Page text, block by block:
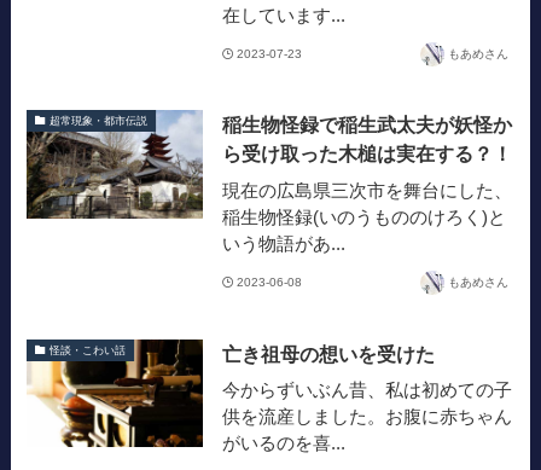
在しています...
2023-07-23 もあめさん
超常現象・都市伝説
稲生物怪録で稲生武太夫が妖怪か
ら受け取った木槌は実在する？！
現在の広島県三次市を舞台にした、
稲生物怪録(いのうもののけろく)と
いう物語があ...
2023-06-08 もあめさん
怪談・こわい話 亡き祖母の想いを受けた
今からずいぶん昔、私は初めての子
供を流産しました。お腹に赤ちゃん
がいるのを喜...